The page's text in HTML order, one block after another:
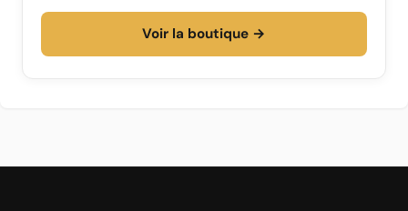
Voir la boutique →